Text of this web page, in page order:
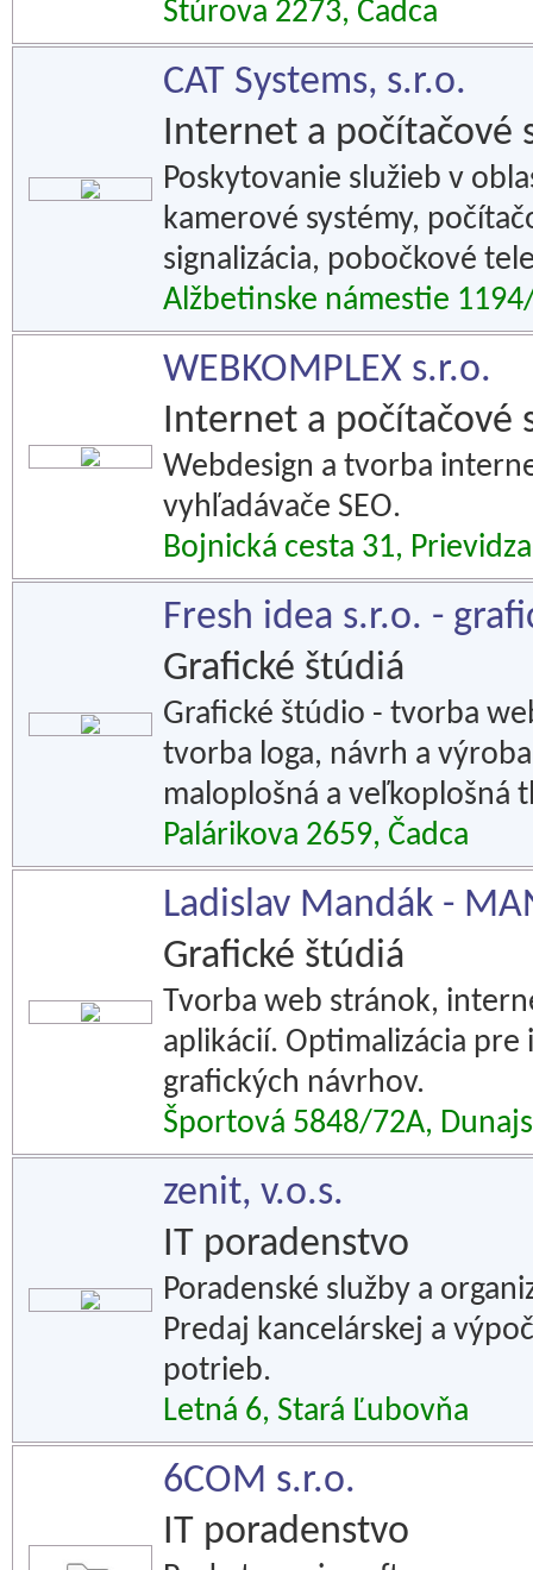
Štúrova 2273, Čadca
CAT Systems, s.r.o.
Internet a počítačové
Poskytovanie služieb v
kamerové systémy,
signalizácia, pobočkové
Alžbetinske námestie
WEBKOMPLEX s.r.o.
Internet a počítačové
Webdesign a tvorba
vyhľadávače SEO.
Bojnická cesta 31, Prievidza
Fresh idea s.r.o. -
Grafické štúdiá
Grafické štúdio - tvorba
tvorba loga, návrh a
maloplošná a veľkoplošná
Palárikova 2659, Čadca
Ladislav Mandák -
Grafické štúdiá
Tvorba web stránok,
aplikácií. Optimalizácia
grafických návrhov.
Športová 5848/72A,
zenit, v.o.s.
IT poradenstvo
Poradenské služby a
Predaj kancelárskej a
potrieb.
Letná 6, Stará Ľubovňa
6COM s.r.o.
IT poradenstvo